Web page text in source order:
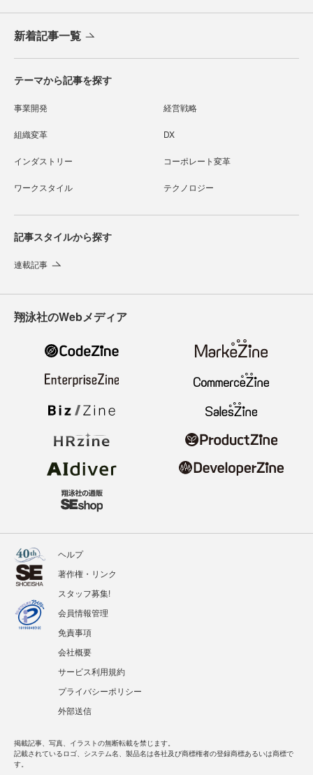
新着記事一覧
テーマから記事を探す
事業開発 経営戦略
組織変革 DX
インダストリー コーポレート変革
ワークスタイル テクノロジー
記事スタイルから探す
連載記事
翔泳社のWebメディア
ヘルプ
著作権・リンク
スタッフ募集!
会員情報管理
免責事項
会社概要
サービス利用規約
プライバシーポリシー
外部送信
掲載記事、写真、イラストの無断転載を禁じます。
記載されているロゴ、システム名、製品名は各社及び商標権者の登録商標あるいは商標で
す。